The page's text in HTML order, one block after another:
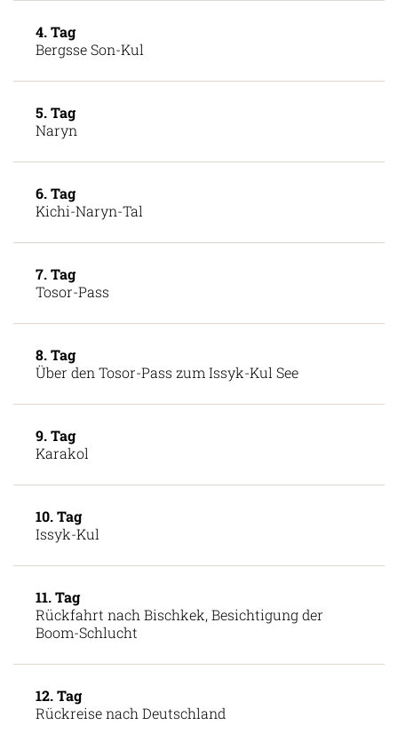
4. Tag
Bergsse Son-Kul
5. Tag
Naryn
6. Tag
Kichi-Naryn-Tal
7. Tag
Tosor-Pass
8. Tag
Über den Tosor-Pass zum Issyk-Kul See
9. Tag
Karakol
10. Tag
Issyk-Kul
11. Tag
Rückfahrt nach Bischkek, Besichtigung der
Boom-Schlucht
12. Tag
Rückreise nach Deutschland